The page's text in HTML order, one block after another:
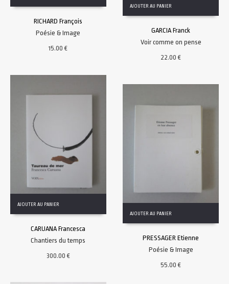
RICHARD François
Poésie & Image
15.00€
AJOUTER AU PANIER
GARCIA Franck
Voir comme on pense
22.00€
AJOUTER AU PANIER
CARUANA Francesca
Chantiers du temps
300.00€
AJOUTER AU PANIER
PRESSAGER Etienne
Poésie & Image
55.00€